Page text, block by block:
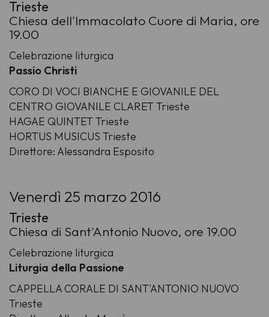
Trieste
Chiesa dell'Immacolato Cuore di Maria, ore
19.00
Celebrazione liturgica
Passio Christi
CORO DI VOCI BIANCHE E GIOVANILE DEL
CENTRO GIOVANILE CLARET Trieste
HAGAE QUINTET Trieste
HORTUS MUSICUS Trieste
Direttore: Alessandra Esposito
Venerdì 25 marzo 2016
Trieste
Chiesa di Sant'Antonio Nuovo, ore 19.00
Celebrazione liturgica
Liturgia della Passione
CAPPELLA CORALE DI SANT'ANTONIO NUOVO
Trieste